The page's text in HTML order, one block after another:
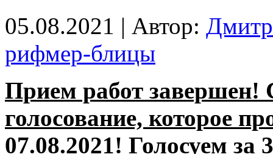
05.08.2021 | Автор:
рифмер-блицы
Прием работ завершен!
голосование, которое
07.08.2021! Голосуем за